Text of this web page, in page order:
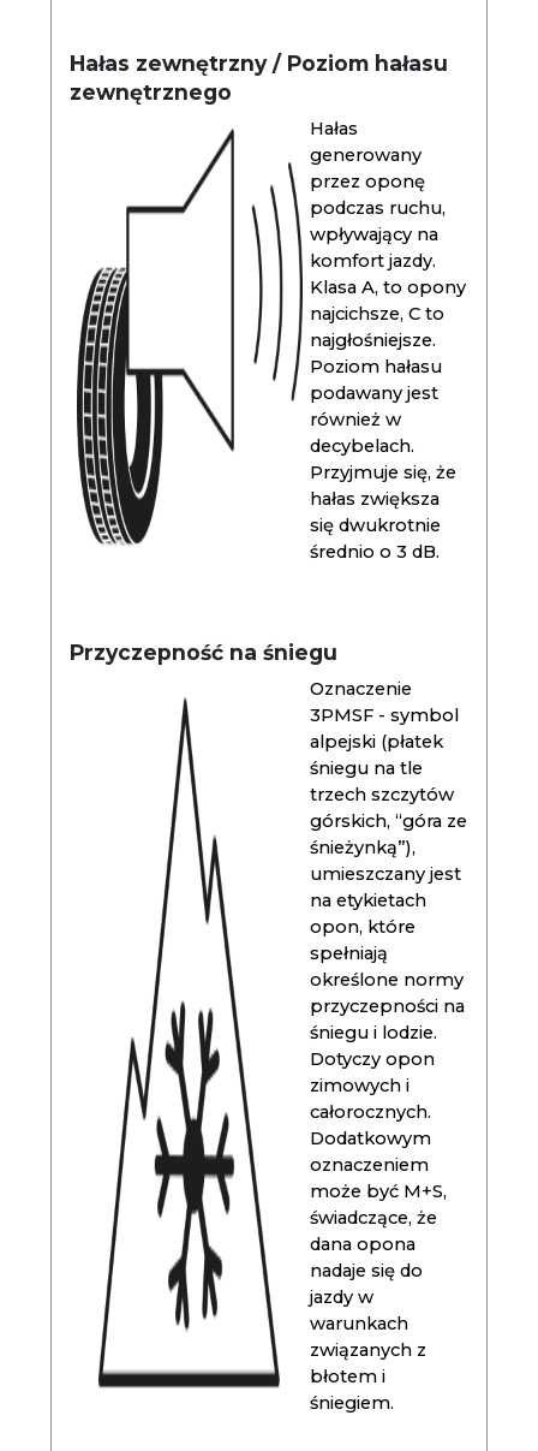
Hałas zewnętrzny / Poziom hałasu
zewnętrznego
Hałas
generowany
przez oponę
podczas ruchu,
wpływający na
komfort jazdy.
Klasa A, to opony
najcichsze, C to
najgłośniejsze.
Poziom hałasu
podawany jest
również w
decybelach.
Przyjmuje się, że
hałas zwiększa
się dwukrotnie
średnio o 3 dB.
Przyczepność na śniegu
Oznaczenie
3PMSF - symbol
alpejski (płatek
śniegu na tle
trzech szczytów
górskich, “góra ze
śnieżynką”),
umieszczany jest
na etykietach
opon, które
spełniają
określone normy
przyczepności na
śniegu i lodzie.
Dotyczy opon
zimowych i
całorocznych.
Dodatkowym
oznaczeniem
może być M+S,
świadczące, że
dana opona
nadaje się do
jazdy w
warunkach
związanych z
błotem i
śniegiem.